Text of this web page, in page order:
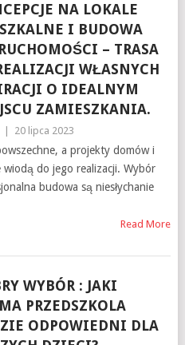
NA LOKALE
I BUDOWA
– TRASA
WŁASNYCH
O IDEALNYM
ZAMIESZKANIA.
20 lipca 2023
a projekty domów i
do jego realizacji. Wybór
budowa są niesłychanie
Read More
WYBÓR : JAKI
PRZEDSZKOLA
ODPOWIEDNI DLA